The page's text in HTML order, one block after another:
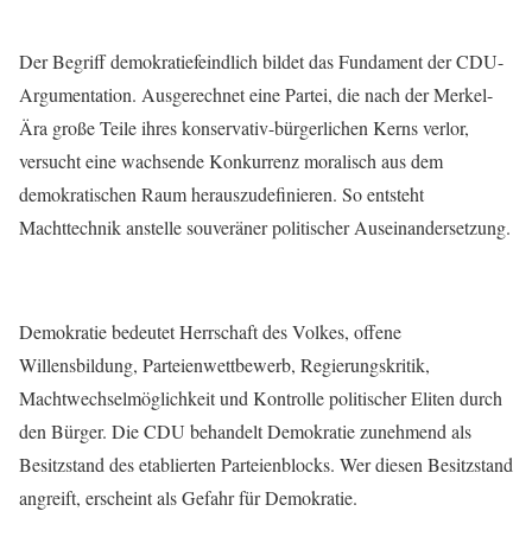
Der Begriff demokratiefeindlich bildet das Fundament der CDU-
Argumentation. Ausgerechnet eine Partei, die nach der Merkel-
Ära große Teile ihres konservativ-bürgerlichen Kerns verlor,
versucht eine wachsende Konkurrenz moralisch aus dem
demokratischen Raum herauszudefinieren. So entsteht
Machttechnik anstelle souveräner politischer Auseinandersetzung.
Demokratie bedeutet Herrschaft des Volkes, offene
Willensbildung, Parteienwettbewerb, Regierungskritik,
Machtwechselmöglichkeit und Kontrolle politischer Eliten durch
den Bürger. Die CDU behandelt Demokratie zunehmend als
Besitzstand des etablierten Parteienblocks. Wer diesen Besitzstand
angreift, erscheint als Gefahr für Demokratie.